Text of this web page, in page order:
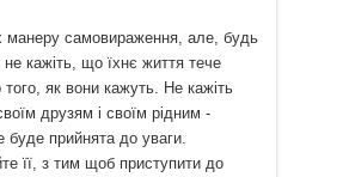
манеру самовираження, але, будь
не кажіть, що їхнє життя тече
того, як вони кажуть. Не кажіть
друзям і своїм рідним -
буде прийнята до уваги.
її, з тим щоб приступити до